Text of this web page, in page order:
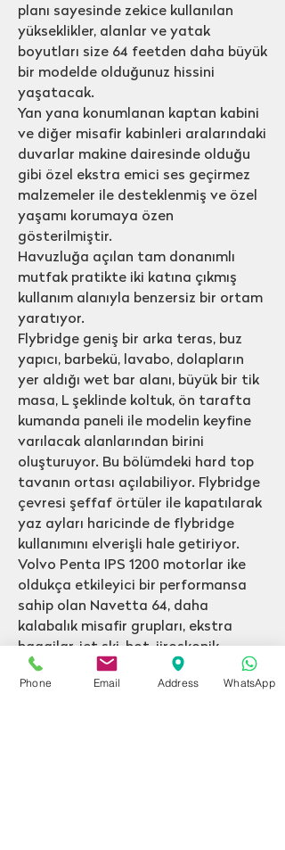
planı sayesinde zekice kullanılan
yükseklikler, alanlar ve yatak
boyutları size 64 feetden daha büyük
bir modelde olduğunuz hissini
yaşatacak.
Yan yana konumlanan kaptan kabini
ve diğer misafir kabinleri aralarındaki
duvarlar makine dairesinde olduğu
gibi özel ekstra emici ses geçirmez
malzemeler ile desteklenmiş ve özel
yaşamı korumaya özen
gösterilmiştir.
Havuzluğa açılan tam donanımlı
mutfak pratikte iki katına çıkmış
kullanım alanıyla benzersiz bir ortam
yaratıyor.
Flybridge geniş bir arka teras, buz
yapıcı, barbekü, lavabo, dolapların
yer aldığı wet bar alanı, büyük bir tik
masa, L şeklinde koltuk, ön tarafta
kumanda paneli ile modelin keyfine
varılacak alanlarından birini
oluşturuyor. Bu bölümdeki hard top
tavanın ortası açılabiliyor. Flybridge
çevresi şeffaf örtüler ile kapatılarak
yaz ayları haricinde de flybridge
kullanımını elverişli hale getiriyor.
Volvo Penta IPS 1200 motorlar ike
oldukça etkileyici bir performansa
sahip olan Navetta 64, daha
kalabalık misafir grupları, ekstra
bagajlar, jet ski, bot, jiroskopik
sabitleyici gibi ağırlığı artırıcı
durumlarda IPS1350 motorlar ile
Phone Email Address WhatsApp